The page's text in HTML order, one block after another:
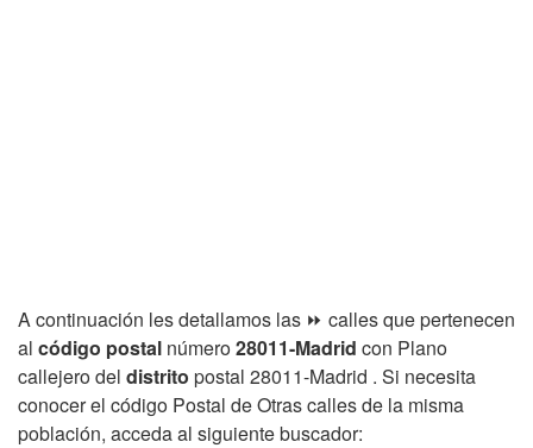
A continuación les detallamos las ⏩ calles que pertenecen
al código postal número28011-Madrid con Plano
callejero del distrito postal 28011-Madrid . Si necesita
conocer el código Postal de Otras calles de la misma
población, acceda al siguiente buscador: